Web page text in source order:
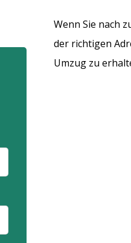
Wenn Sie nach
der richtigen
Umzug zu